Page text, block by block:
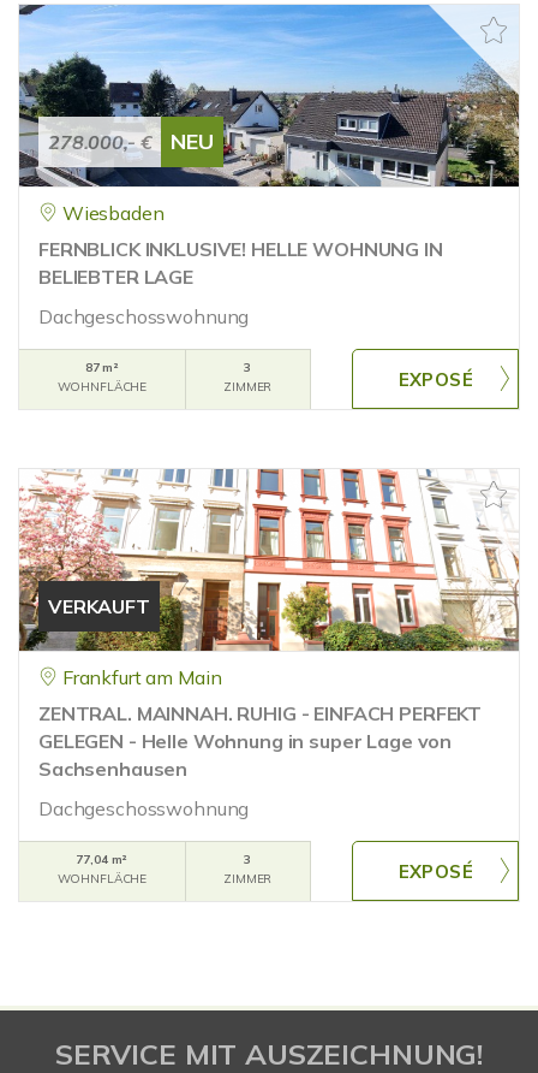
278.000,- € NEU
Wiesbaden
FERNBLICK INKLUSIVE! HELLE WOHNUNG IN
BELIEBTER LAGE
Dachgeschosswohnung
87 m²
WOHNFLÄCHE
3
ZIMMER
VERKAUFT
Frankfurt am Main
ZENTRAL. MAINNAH. RUHIG - EINFACH PERFEKT
GELEGEN - Helle Wohnung in super Lage von
Sachsenhausen
Dachgeschosswohnung
77,04 m²
WOHNFLÄCHE
3
ZIMMER
SERVICE MIT AUSZEICHNUNG!